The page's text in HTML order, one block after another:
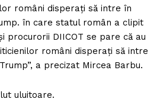
români disperați să intre în
în care statul român a clipit
procurorii DIICOT se pare că au
români disperați să intre
a precizat Mircea Barbu.
uluitoare.